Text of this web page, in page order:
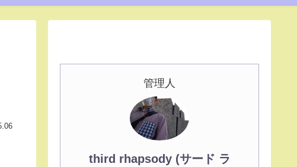
管理人
third rhapsody (サード ラ